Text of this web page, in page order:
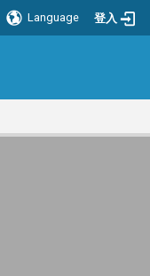
Language 登入